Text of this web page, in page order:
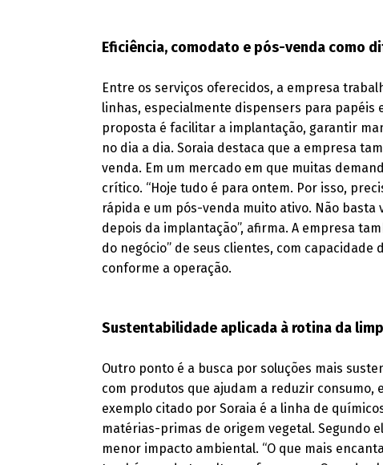
Eficiência, comodato e pós-venda como
Entre os serviços oferecidos, a empresa
linhas, especialmente dispensers para papéis
proposta é facilitar a implantação, garantir
no dia a dia. Soraia destaca que a empresa
venda. Em um mercado em que muitas
crítico. “Hoje tudo é para ontem. Por isso,
rápida e um pós-venda muito ativo. Não
depois da implantação”, afirma. A empresa
do negócio” de seus clientes, com
conforme a operação.
Sustentabilidade aplicada à rotina da
Outro ponto é a busca por soluções mais
com produtos que ajudam a reduzir consumo,
exemplo citado por Soraia é a linha de
matérias-primas de origem vegetal. Segundo
menor impacto ambiental. “O que mais